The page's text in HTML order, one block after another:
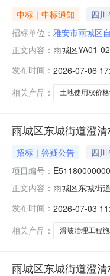
中标｜中标通知 四
招标单位： 雅安市雨城区
正文内容： 雨城区YA01-
02-028、
发布时间： 2026-07-06
相关产品：
土地使用权价
雨城区东城街道澄
招标｜答疑公告 四
项目编号：
正文内容： 雨城区东城街
金、区级资金
标项目为四川
发布时间： 2026-07-03
相关产品：
滑坡治理工程
雨城区东城街道澄